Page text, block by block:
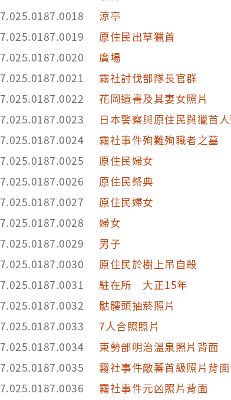
涼亭
原住民出草獵首
廣場
霧社討伐部隊長官群
花岡遺書及其妻女照片
日本警察與原住民與獵首
霧社事件殉難殉職者之墓
原住民婦女
原住民祭典
原住民婦女
婦女
男子
原住民於樹上吊自殺
駐在所 大正15年
骷髏頭抽菸照片
7人合照照片
東勢部明治溫泉照片背面
霧社事件敵蕃首級照片背面
霧社事件元凶照片背面